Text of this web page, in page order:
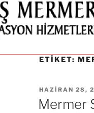
ETIKET:
HAZIRAN 28,
Mermer